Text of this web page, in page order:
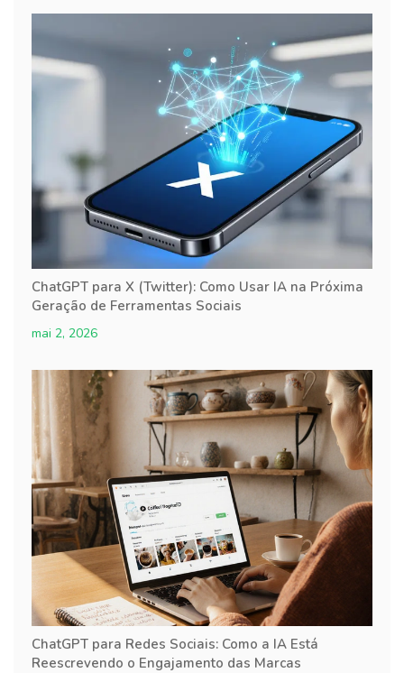
ChatGPT para X (Twitter): Como Usar IA na Próxima
Geração de Ferramentas Sociais
mai 2, 2026
ChatGPT para Redes Sociais: Como a IA Está
Reescrevendo o Engajamento das Marcas